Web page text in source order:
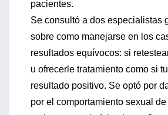
pacientes.
Se consultó a dos especialistas
sobre como manejarse en los
resultados equívocos: si
u ofrecerle tratamiento como si
resultado positivo. Se optó por
por el comportamiento sexual